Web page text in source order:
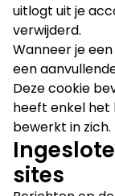
uitlogt uit je
verwijderd.
Wanneer je
een
Deze cookie
heeft enkel het
bewerkt in
sites